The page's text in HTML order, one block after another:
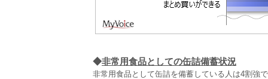
◆非常用食品としての缶詰備蓄状況
非常用食品として缶詰を備蓄している人は4割強